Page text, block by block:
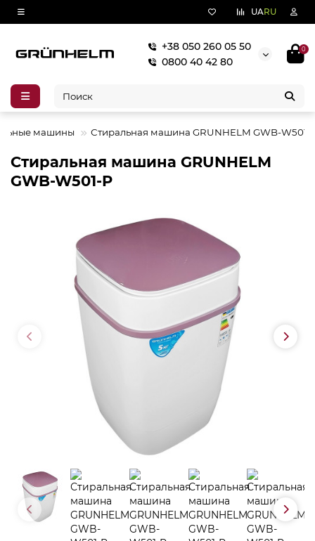
UARU
+38 050 260 05 50
0800 40 42 80
0
машины Стиральная машина GRUNHELM GWB-W501-
Стиральная машина GRUNHELM
GWB-W501-P